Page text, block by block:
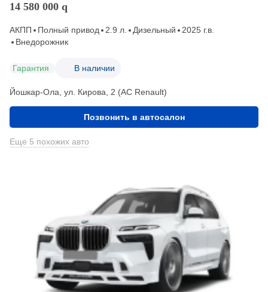
14 580 000 q
АКПП Полный привод 2.9 л. Дизельный
2025 г.в.
Внедорожник
Гарантия В наличии
Йошкар-Ола, ул. Кирова, 2 (АС Renault)
Позвонить в автосалон
Еще 5 похожих авто